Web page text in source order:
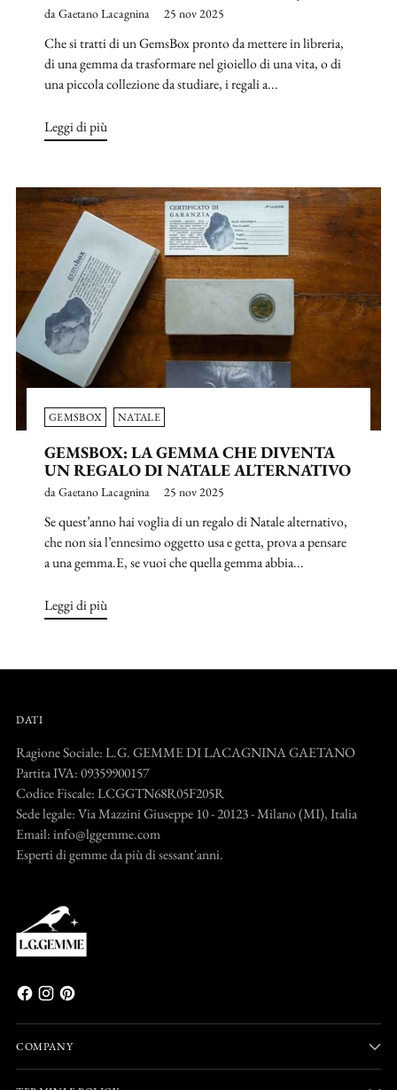
da Gaetano Lacagnina 25 nov 2025
Che si tratti di un GemsBox pronto da mettere in libreria,
di una gemma da trasformare nel gioiello di una vita, o di
una piccola collezione da studiare, i regali a...
Leggi di più
GEMSBOX NATALE
GEMSBOX: LA GEMMA CHE DIVENTA
UN REGALO DI NATALE ALTERNATIVO
da Gaetano Lacagnina 25 nov 2025
Se quest’anno hai voglia di un regalo di Natale alternativo,
che non sia l’ennesimo oggetto usa e getta, prova a pensare
a una gemma.E, se vuoi che quella gemma abbia...
Leggi di più
DATI
Ragione Sociale: L.G. GEMME DI LACAGNINA GAETANO
Partita IVA: 09359900157
Codice Fiscale: LCGGTN68R05F205R
Sede legale: Via Mazzini Giuseppe 10 - 20123 - Milano (MI), Italia
Email: info@lggemme.com
Esperti di gemme da più di sessant'anni.
COMPANY